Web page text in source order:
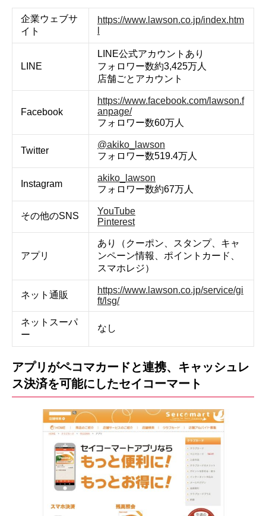
企業ウェブサ
イト
https://www.lawson.co.jp/index.htm
LINE
LINE公式アカウントあり
フォロワー数約3,425万人
店舗ごとアカウント
Facebook
https://www.facebook.com/lawson.f
anpage/
フォロワー数60万人
Twitter
@akiko_lawson
フォロワー数519.4万人
Instagram
akiko_lawson
フォロワー数約67万人
その他のSNS
YouTube
Pinterest
アプリ
あり（クーポン、スタンプ、キャ
ンペーン情報、ポイントカード、
スマホレジ）
ネット通販
https://www.lawson.co.jp/service/gi
ft/lsg/
ネットスーパ
ー
なし
アプリがペコマカードと連携、キャッシュレ
ス決済を可能にしたセイコーマート